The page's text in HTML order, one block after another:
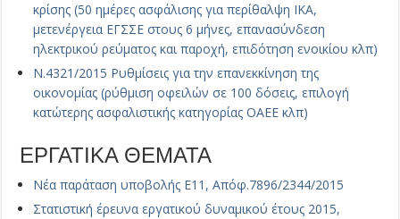
κρίσης (50 ημέρες ασφάλισης για περίθαλψη ΙΚΑ,
μετενέργεια ΕΓΣΣΕ στους 6 μήνες, επανασύνδεση
ηλεκτρικού ρεύματος και παροχή, επιδότηση ενοικίου κλπ)
Ν.4321/2015 Ρυθμίσεις για την επανεκκίνηση της
οικονομίας (ρύθμιση οφειλών σε 100 δόσεις, επιλογή
κατώτερης ασφαλιστικής κατηγορίας ΟΑΕΕ κλπ)
ΕΡΓΑΤΙΚΑ ΘΕΜΑΤΑ
Νέα παράταση υποβολής Ε11, Απόφ.7896/2344/2015
Στατιστική έρευνα εργατικού δυναμικού έτους 2015,